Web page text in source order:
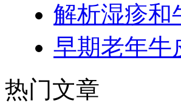
解析湿疹和
早期老年牛
热门文章